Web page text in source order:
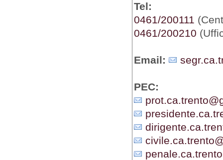
Tel:
0461/200111
0461/200210
Email:
PEC: